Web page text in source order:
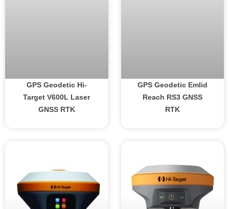
GPS Geodetic Hi-
Target V600L Laser
GNSS RTK
GPS Geodetic Emlid
Reach RS3 GNSS
RTK